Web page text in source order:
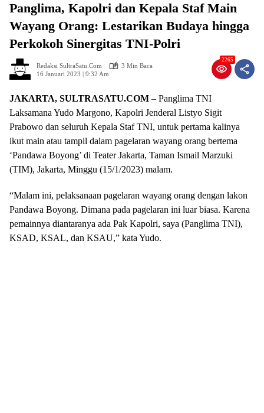
Panglima, Kapolri dan Kepala Staf Main
Wayang Orang: Lestarikan Budaya hingga
Perkokoh Sinergitas TNI-Polri
Redaksi SultraSatu.Com
3 Min Baca
16 Januari 2023 | 9:32 Am
2265
JAKARTA, SULTRASATU.COM – Panglima TNI
Laksamana Yudo Margono, Kapolri Jenderal Listyo Sigit
Prabowo dan seluruh Kepala Staf TNI, untuk pertama kalinya
ikut main atau tampil dalam pagelaran wayang orang bertema
‘Pandawa Boyong’ di Teater Jakarta, Taman Ismail Marzuki
(TIM), Jakarta, Minggu (15/1/2023) malam.
“Malam ini, pelaksanaan pagelaran wayang orang dengan lakon
Pandawa Boyong. Dimana pada pagelaran ini luar biasa. Karena
pemainnya diantaranya ada Pak Kapolri, saya (Panglima TNI),
KSAD, KSAL, dan KSAU,” kata Yudo.